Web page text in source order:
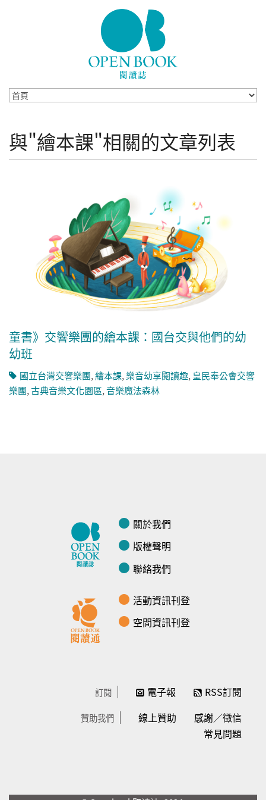
與"繪本課"相關的文章列表
童書》交響樂團的繪本課：國台交與他們的幼
幼班
國立台灣交響樂團,繪本課,樂音幼享閱讀趣,皇民奉公會交響
樂團,古典音樂文化園區,音樂魔法森林
關於我們
版權聲明
聯絡我們
活動資訊刊登
空間資訊刊登
訂閱 電子報 RSS訂閱
贊助我們 線上贊助
感謝／徵信
常見問題